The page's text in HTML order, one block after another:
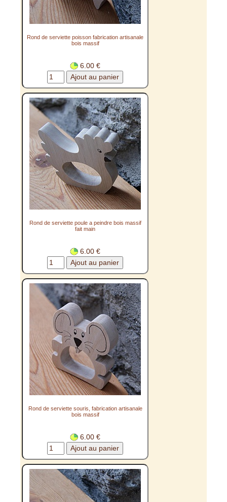
Rond de serviette poisson fabrication artisanale
bois massif
6.00 €
Rond de serviette poule a peindre bois massif
fait main
6.00 €
Rond de serviette souris, fabrication artisanale
bois massif
6.00 €